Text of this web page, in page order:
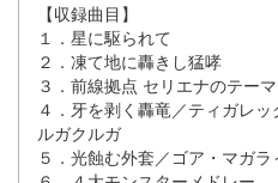
【収録曲目】
１．星に駆られて
２．凍て地に轟きし猛哮
３．前線拠点 セリエナのテーマ
４．牙を剥く轟竜／ティガレ
ルガクルガ
５．光蝕む外套／ゴア・マガ